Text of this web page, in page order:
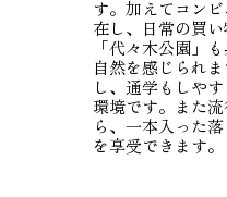
す。加えてコン
在し、日常の買
「代々木公園」
自然を感じられ
し、通学もしや
環境です。また
ら、一本入った
を享受できます。